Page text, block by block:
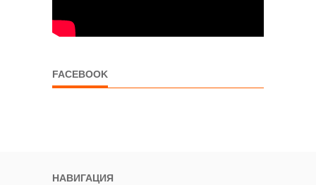
FACEBOOK
НАВИГАЦИЯ